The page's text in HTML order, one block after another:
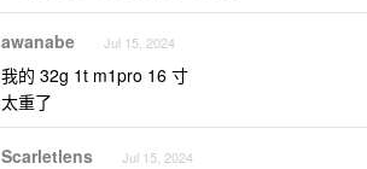
awanabe Jul 15, 2024
我的 32g 1t m1pro 16 寸
太重了
Scarletlens Jul 15, 2024